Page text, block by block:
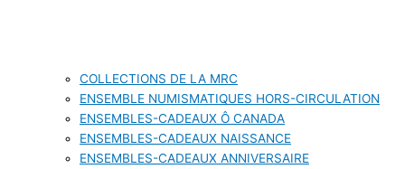
COLLECTIONS DE LA MRC
ENSEMBLE NUMISMATIQUES HORS-CIRCULATION
ENSEMBLES-CADEAUX Ô CANADA
ENSEMBLES-CADEAUX NAISSANCE
ENSEMBLES-CADEAUX ANNIVERSAIRE